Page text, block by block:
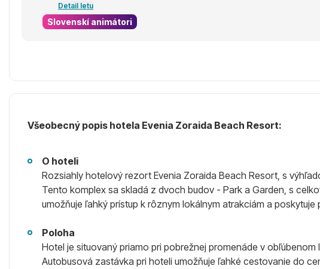
Detail letu
Slovenskí animátori
Všeobecný popis hotela Evenia Zoraida Beach Resort:
O hoteli
Rozsiahly hotelový rezort Evenia Zoraida Beach Resort, s
Tento komplex sa skladá z dvoch budov - Park a Garden, s
umožňuje ľahký prístup k rôznym lokálnym atrakciám a
Poloha
Hotel je situovaný priamo pri pobrežnej promenáde v
Autobusová zastávka pri hoteli umožňuje ľahké cestovanie do